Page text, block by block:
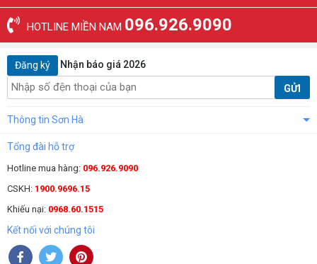
HOTLINE MIỀN NAM 096.926.9090
Đăng ký Nhận báo giá 2026
GỬI
Thông tin Sơn Hà
Tổng đài hỗ trợ
Hotline mua hàng: 096.926.9090
CSKH: 1900.9696.15
Khiếu nại: 0968.60.1515
Kết nối với chúng tôi